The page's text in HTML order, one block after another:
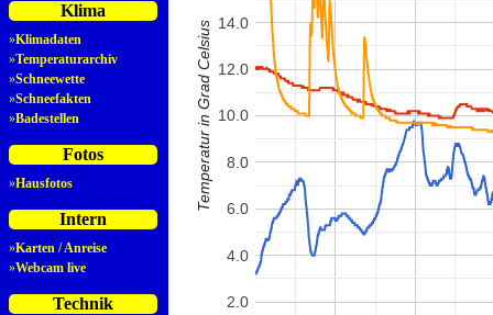
Klima
»Klimadaten
»Temperaturarchiv
»Schneewette
»Schneefakten
»Badestellen
Fotos
»Hausfotos
Intern
»Karten / Anreise
»Webcam live
Technik 2.0
4.0
6.0
8.0
10.0
12.0
14.0
Temperatur in Grad Celsius